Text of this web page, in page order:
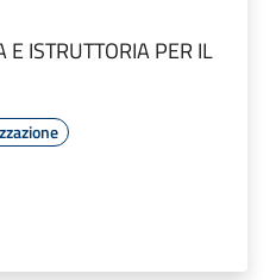
E ISTRUTTORIA PER IL